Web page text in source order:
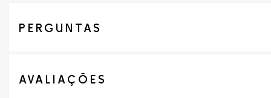
PERGUNTAS
AVALIAÇÕES